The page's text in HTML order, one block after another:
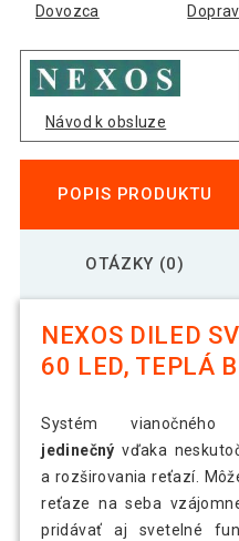
Dovozca
Návod k obsluze
POPIS PRODUKTU
OTÁZKY (0)
NEXOS DILED
60 LED, TEPLÁ
Systém vianočného
jedinečný vďaka
a rozširovania reťazí.
reťaze na seba
pridávať aj svetelné